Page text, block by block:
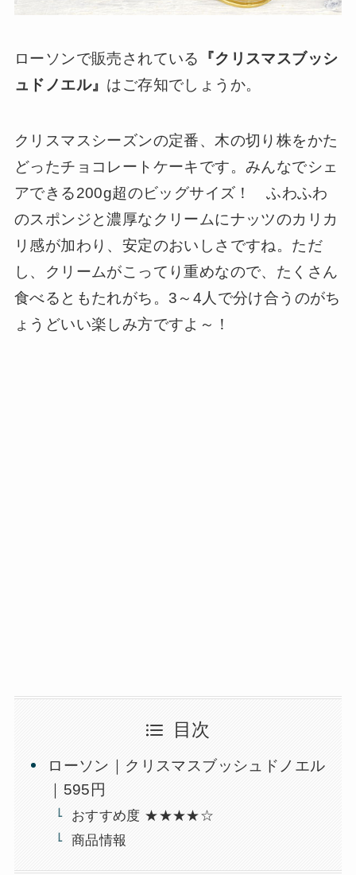
ローソンで販売されている
『クリスマスブッシ
ュドノエル』 はご存知でしょうか。
クリスマスシーズンの定番、木の切り株をかた
どったチョコレートケーキです。みんなでシェ
アできる200g超のビッグサイズ！ ふわふわ
のスポンジと濃厚なクリームにナッツのカリカ
リ感が加わり、安定のおいしさですね。ただ
し、クリームがこってり重めなので、たくさん
食べるともたれがち。3～4人で分け合うのがち
ょうどいい楽しみ方ですよ～！
目次
ローソン｜クリスマスブッシュドノエル
｜595円
おすすめ度 ★★★★☆
商品情報